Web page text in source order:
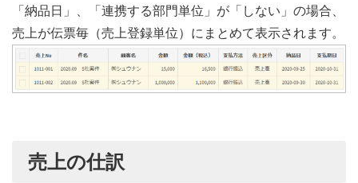
「納品日」、「連携する部門単位」が「しない」の場合、
売上が伝票毎（売上登録単位）にまとめて表示されます。
売上の仕訳